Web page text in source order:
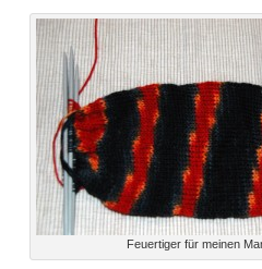
Feuertiger für meinen